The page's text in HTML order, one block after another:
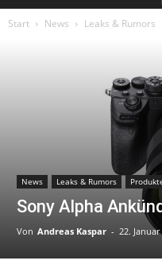
Start News Leaks & Rumors
News Leaks & Rumors
Sony Alpha
Von Andreas Kaspar - 22. Januar